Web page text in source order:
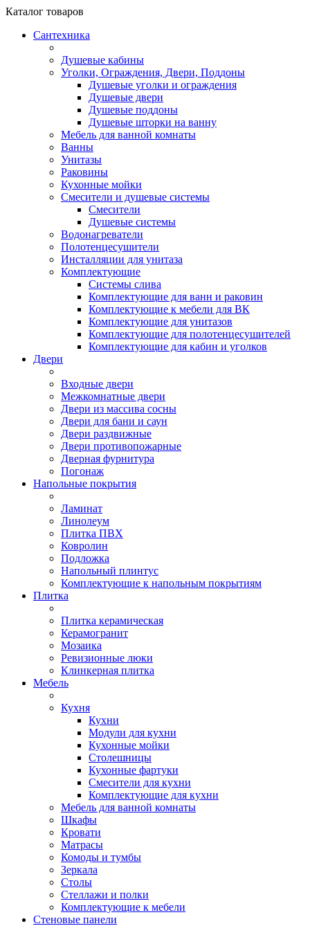
Каталог товаров
Сантехника
Душевые кабины
Уголки, Ограждения, Двери, Поддоны
Душевые уголки и ограждения
Душевые двери
Душевые поддоны
Душевые шторки на ванну
Мебель для ванной комнаты
Ванны
Унитазы
Раковины
Кухонные мойки
Смесители и душевые системы
Смесители
Душевые системы
Водонагреватели
Полотенцесушители
Инсталляции для унитаза
Комплектующие
Системы слива
Комплектующие для ванн и раковин
Комплектующие к мебели для ВК
Комплектующие для унитазов
Комплектующие для полотенцесушителей
Комплектующие для кабин и уголков
Двери
Входные двери
Межкомнатные двери
Двери из массива сосны
Двери для бани и саун
Двери раздвижные
Двери противопожарные
Дверная фурнитура
Погонаж
Напольные покрытия
Ламинат
Линолеум
Плитка ПВХ
Ковролин
Подложка
Напольный плинтус
Комплектующие к напольным покрытиям
Плитка
Плитка керамическая
Керамогранит
Мозаика
Ревизионные люки
Клинкерная плитка
Мебель
Кухня
Кухни
Модули для кухни
Кухонные мойки
Столешницы
Кухонные фартуки
Смесители для кухни
Комплектующие для кухни
Мебель для ванной комнаты
Шкафы
Кровати
Матрасы
Комоды и тумбы
Зеркала
Столы
Стеллажи и полки
Комплектующие к мебели
Стеновые панели